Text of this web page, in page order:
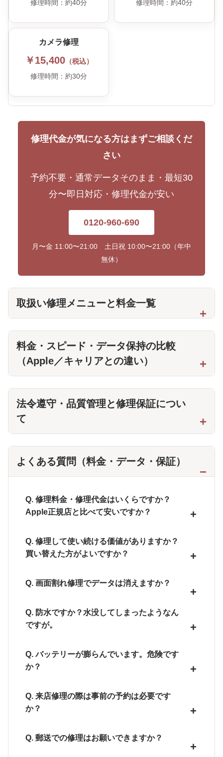
修理時間：約40分 修理時間：約40分
カメラ修理
￥15,400（税込）
修理時間：約30分
修理代金が気になる方はまずご相談くだ
さい
予約不要・通常データそのまま・最短30
分〜即日対応・修理代金が安い
0120-960-690
月〜金 11:00〜21:00 土日祝 10:00〜21:00（年中
無休）
取扱い修理メニューと料金一覧
料金・スピード・データ保持の比較
（Apple／キャリアとの違い）
法令遵守・品質管理と修理保証につい
て
よくある質問（料金・データ・保証）
Q. 修理料金・修理代金はいくらですか？
Apple正規店と比べて安いですか？
Q. 修理して使い続ける価値がありますか？
買い替えた方がよいですか？
Q. 画面割れ修理でデータは消えますか？
Q. 防水ですか？水没してしまったようなん
ですが。
Q. バッテリーが膨らんでいます。危険です
か？
Q. 来店修理の際は事前の予約は必要です
か？
Q. 郵送での修理はお願いできますか？